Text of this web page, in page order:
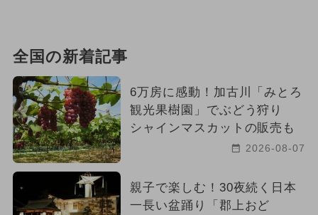
全国の新着記事
6万房に感動！加古川「みとろ
観光果樹園」でぶどう狩り
シャインマスカットの販売も
2026-08-07
親子で楽しむ！30夜続く日本
一長い盆踊り「郡上おど